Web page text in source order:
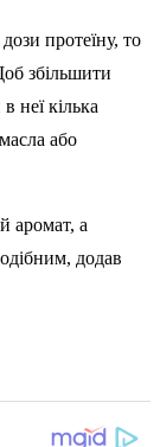
протеїну, то
збільшити
неї кілька
або
аромат, а
додав